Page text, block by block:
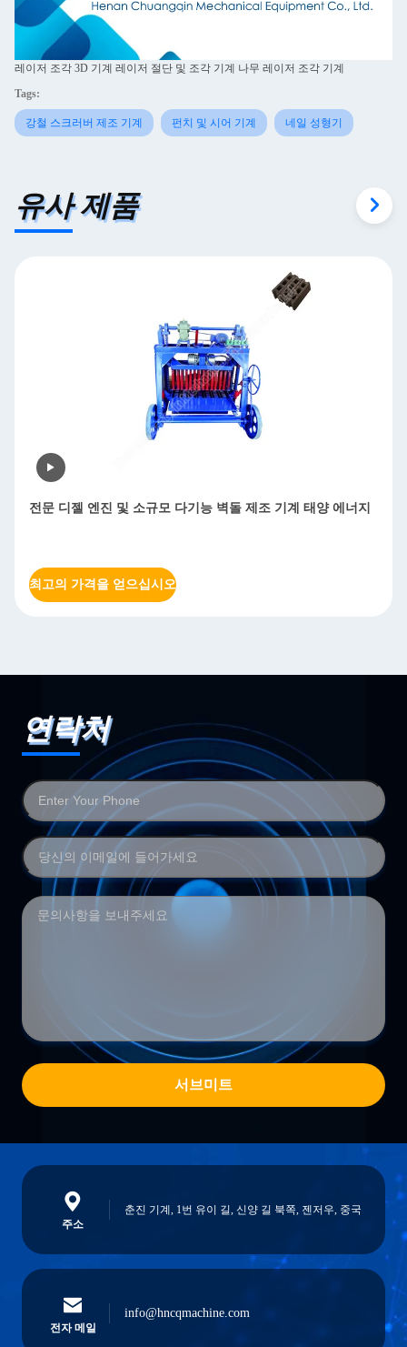
레이저 조각 3D 기계 레이저 절단 및 조각 기계 나무 레이저 조각 기계
Tags:
강철 스크러버 제조 기계 펀치 및 시어 기계 네일 성형기
유사 제품
조 기계 태양 에너지
자동 엽 금속 닦기 기계 데버링 샌딩 닦은
최고의 가격을 얻으십시오
연락처
서브미트
주소
춘진 기계, 1번 유이 길, 신양 길 북쪽, 젠저우, 중국
전자 메일
info@hncqmachine.com